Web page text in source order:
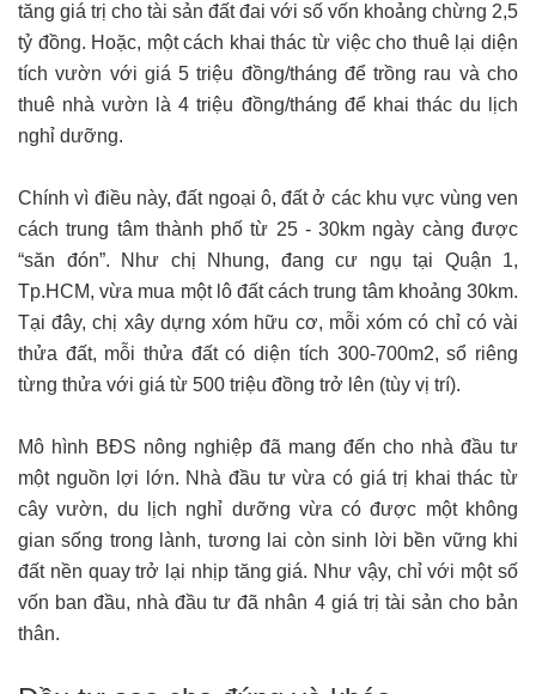
tăng giá trị cho tài sản đất đai với số vốn khoảng chừng 2,5
tỷ đồng. Hoặc, một cách khai thác từ việc cho thuê lại diện
tích vườn với giá 5 triệu đồng/tháng để trồng rau và cho
thuê nhà vườn là 4 triệu đồng/tháng để khai thác du lịch
nghỉ dưỡng.
Chính vì điều này, đất ngoại ô, đất ở các khu vực vùng ven
cách trung tâm thành phố từ 25 - 30km ngày càng được
“săn đón”. Như chị Nhung, đang cư ngụ tại Quận 1,
Tp.HCM, vừa mua một lô đất cách trung tâm khoảng 30km.
Tại đây, chị xây dựng xóm hữu cơ, mỗi xóm có chỉ có vài
thửa đất, mỗi thửa đất có diện tích 300-700m2, sổ riêng
từng thửa với giá từ 500 triệu đồng trở lên (tùy vị trí).
Mô hình BĐS nông nghiệp đã mang đến cho nhà đầu tư
một nguồn lợi lớn. Nhà đầu tư vừa có giá trị khai thác từ
cây vườn, du lịch nghỉ dưỡng vừa có được một không
gian sống trong lành, tương lai còn sinh lời bền vững khi
đất nền quay trở lại nhịp tăng giá. Như vậy, chỉ với một số
vốn ban đầu, nhà đầu tư đã nhân 4 giá trị tài sản cho bản
thân.